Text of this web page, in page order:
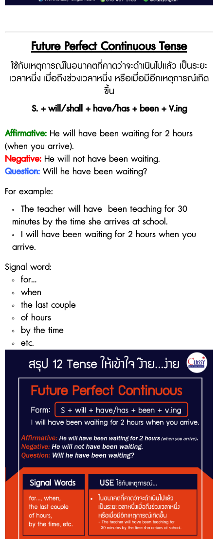
Future Perfect Continuous Tense
ใช้กับเหตุการณ์ในอนาคตที่คาดว่าจะดำเนินไปแล้ว เป็นระยะ
เวลาหนึ่ง เมื่อถึงช่วงเวลาหนึ่ง หรือเมื่อมีอีกเหตุการณ์เกิด
ขึ้น
S. + will/shall + have/has + been + V.ing
Affirmative: He will have been waiting for 2 hours
(when you arrive).
Negative: He will not have been waiting.
Question: Will he have been waiting?
For example:
The teacher will have been teaching for 30
minutes by the time she arrives at school.
I will have been waiting for 2 hours when you
arrive.
Signal word:
for...
when
the last couple
of hours
by the time
etc.